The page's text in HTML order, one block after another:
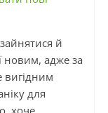
й
новим, адже за
вигідним
для